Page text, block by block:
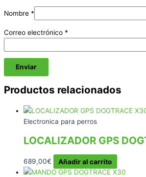
Nombre *
Correo electrónico *
Productos relacionados
Electronica para perros
LOCALIZADOR GPS
689,00€ Añadir al carrito